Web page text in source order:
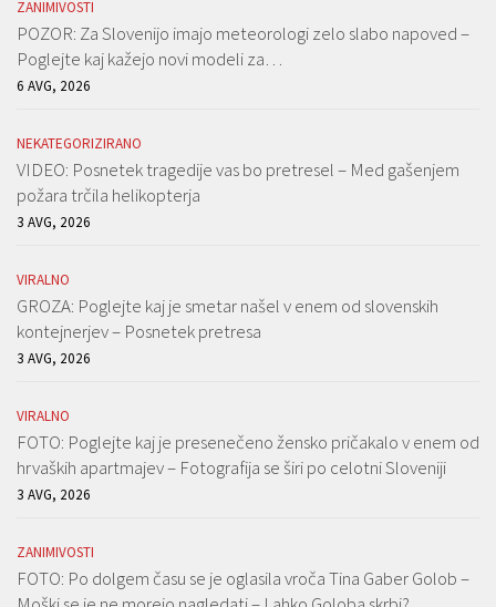
ZANIMIVOSTI
POZOR: Za Slovenijo imajo meteorologi zelo slabo napoved –
Poglejte kaj kažejo novi modeli za…
6 AVG, 2026
NEKATEGORIZIRANO
VIDEO: Posnetek tragedije vas bo pretresel – Med gašenjem
požara trčila helikopterja
3 AVG, 2026
VIRALNO
GROZA: Poglejte kaj je smetar našel v enem od slovenskih
kontejnerjev – Posnetek pretresa
3 AVG, 2026
VIRALNO
FOTO: Poglejte kaj je presenečeno žensko pričakalo v enem od
hrvaških apartmajev – Fotografija se širi po celotni Sloveniji
3 AVG, 2026
ZANIMIVOSTI
FOTO: Po dolgem času se je oglasila vroča Tina Gaber Golob –